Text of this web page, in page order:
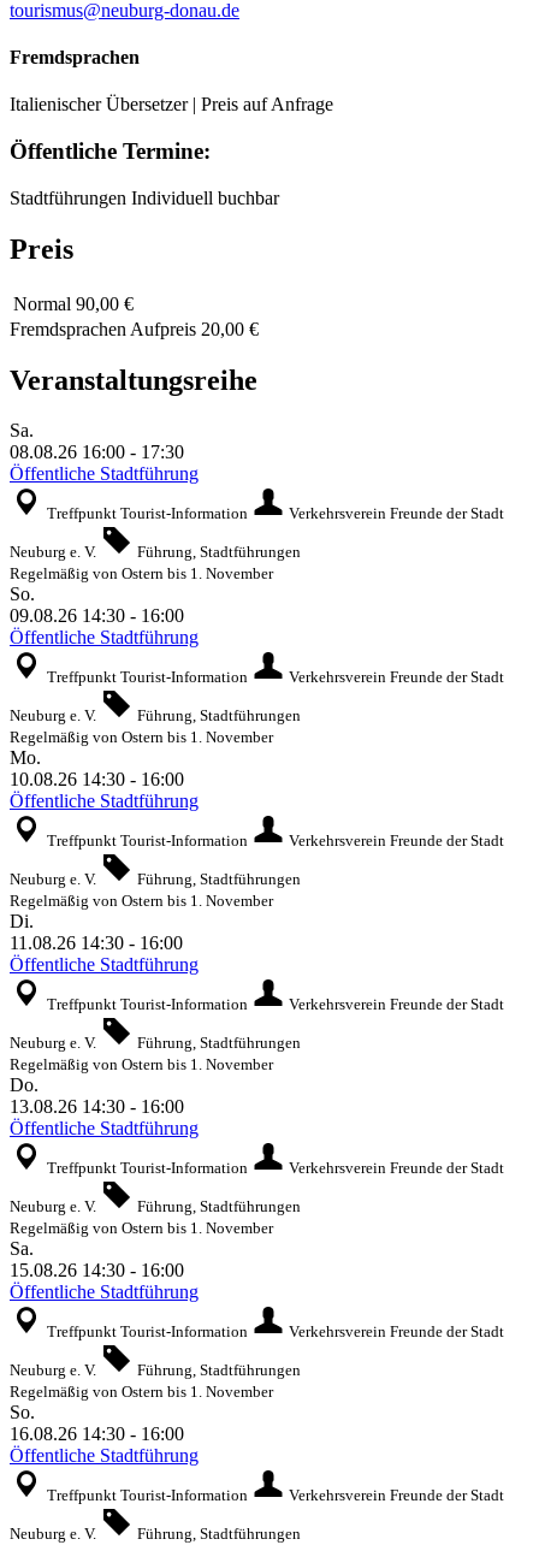
tourismus@neuburg-donau.de
Fremdsprachen
Italienischer Übersetzer | Preis auf Anfrage
Öffentliche Termine:
Stadtführungen Individuell buchbar
Preis
Normal 90,00 €
Fremdsprachen Aufpreis 20,00 €
Veranstaltungsreihe
Sa.
08.08.26 16:00 - 17:30
Öffentliche Stadtführung
Treffpunkt Tourist-Information Verkehrsverein Freunde der Stadt
Neuburg e. V.
Führung, Stadtführungen
Regelmäßig von Ostern bis 1. November
So.
09.08.26 14:30 - 16:00
Öffentliche Stadtführung
Treffpunkt Tourist-Information Verkehrsverein Freunde der Stadt
Neuburg e. V.
Führung, Stadtführungen
Regelmäßig von Ostern bis 1. November
Mo.
10.08.26 14:30 - 16:00
Öffentliche Stadtführung
Treffpunkt Tourist-Information Verkehrsverein Freunde der Stadt
Neuburg e. V.
Führung, Stadtführungen
Regelmäßig von Ostern bis 1. November
Di.
11.08.26 14:30 - 16:00
Öffentliche Stadtführung
Treffpunkt Tourist-Information Verkehrsverein Freunde der Stadt
Neuburg e. V.
Führung, Stadtführungen
Regelmäßig von Ostern bis 1. November
Do.
13.08.26 14:30 - 16:00
Öffentliche Stadtführung
Treffpunkt Tourist-Information Verkehrsverein Freunde der Stadt
Neuburg e. V.
Führung, Stadtführungen
Regelmäßig von Ostern bis 1. November
Sa.
15.08.26 14:30 - 16:00
Öffentliche Stadtführung
Treffpunkt Tourist-Information Verkehrsverein Freunde der Stadt
Neuburg e. V.
Führung, Stadtführungen
Regelmäßig von Ostern bis 1. November
So.
16.08.26 14:30 - 16:00
Öffentliche Stadtführung
Treffpunkt Tourist-Information Verkehrsverein Freunde der Stadt
Neuburg e. V.
Führung, Stadtführungen